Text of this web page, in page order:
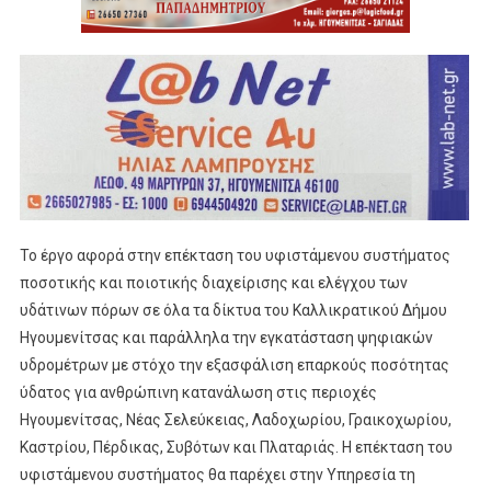
Το έργο αφορά στην επέκταση του υφιστάμενου συστήματος
ποσοτικής και ποιοτικής διαχείρισης και ελέγχου των
υδάτινων πόρων σε όλα τα δίκτυα του Καλλικρατικού Δήμου
Ηγουμενίτσας και παράλληλα την εγκατάσταση ψηφιακών
υδρομέτρων με στόχο την εξασφάλιση επαρκούς ποσότητας
ύδατος για ανθρώπινη κατανάλωση στις περιοχές
Ηγουμενίτσας, Νέας Σελεύκειας, Λαδοχωρίου, Γραικοχωρίου,
Καστρίου, Πέρδικας, Συβότων και Πλαταριάς. Η επέκταση του
υφιστάμενου συστήματος θα παρέχει στην Υπηρεσία τη